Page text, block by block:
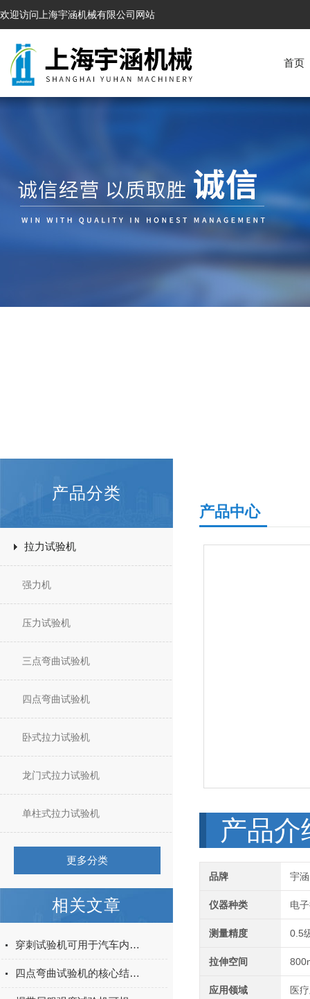
欢迎访问上海宇涵机械有限公司网站
首页
产品分类
拉力试验机
强力机
压力试验机
三点弯曲试验机
四点弯曲试验机
卧式拉力试验机
龙门式拉力试验机
单柱式拉力试验机
更多分类
相关文章
穿刺试验机可用于汽车内饰表皮、防撞缓冲材料得性能测试
四点弯曲试验机的核心结构与工作原理特点
产品中心
产品介
品牌 宇涵
仪器种类 电
测量精度 0.5
拉伸空间
应用领域 医